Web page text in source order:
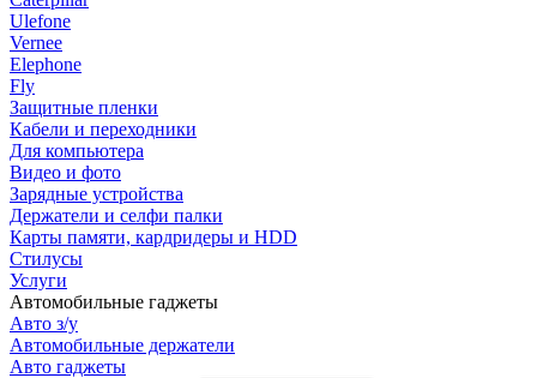
Ulefone
Vernee
Elephone
Fly
Защитные пленки
Кабели и переходники
Для компьютера
Видео и фото
Зарядные устройства
Держатели и селфи палки
Карты памяти, кардридеры и HDD
Стилусы
Услуги
Автомобильные гаджеты
Авто з/у
Автомобильные держатели
Авто гаджеты